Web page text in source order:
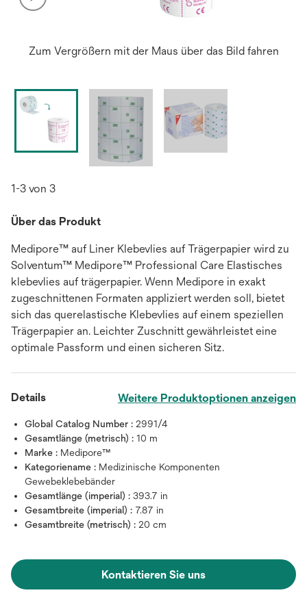
Zum Vergrößern mit der Maus über das Bild fahren
1-3 von 3
Über das Produkt
Medipore™ auf Liner Klebevlies auf Trägerpapier wird zu
Solventum™ Medipore™ Professional Care Elastisches
klebevlies auf trägerpapier. Wenn Medipore in exakt
zugeschnittenen Formaten appliziert werden soll, bietet
sich das querelastische Klebevlies auf einem speziellen
Trägerpapier an. Leichter Zuschnitt gewährleistet eine
optimale Passform und einen sicheren Sitz.
Details Weitere Produktoptionen anzeigen
Global Catalog Number : 2991/4
Gesamtlänge (metrisch) : 10 m
Marke : Medipore™
Kategoriename : Medizinische Komponenten
Gewebeklebebänder
Gesamtlänge (imperial) : 393.7 in
Gesamtbreite (imperial) : 7.87 in
Gesamtbreite (metrisch) : 20 cm
Kontaktieren Sie uns